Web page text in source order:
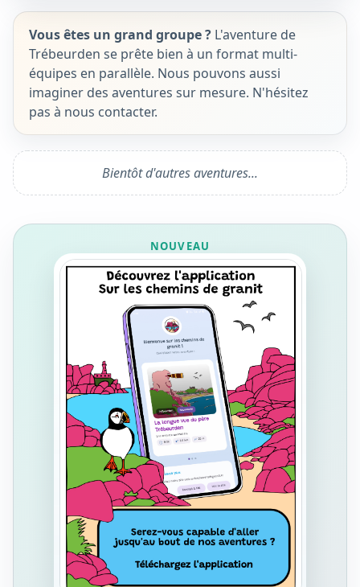
Vous êtes un grand groupe ? L'aventure de
Trébeurden se prête bien à un format multi-
équipes en parallèle. Nous pouvons aussi
imaginer des aventures sur mesure. N'hésitez
pas à nous contacter.
Bientôt d'autres aventures...
NOUVEAU